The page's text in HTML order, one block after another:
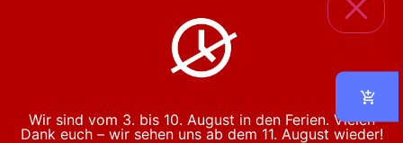
18.00
Wir sind vom 3. bis 10. August in den Ferien. Vielen
Dank euch – wir sehen uns ab dem 11. August wieder!